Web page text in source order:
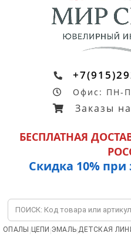
Офис: ПН-
Заказы
БЕСПЛАТНАЯ
Скидка 10% при
ОПАЛЫ | ЦЕПИ |ЭМАЛЬ|ДЕТСКАЯ